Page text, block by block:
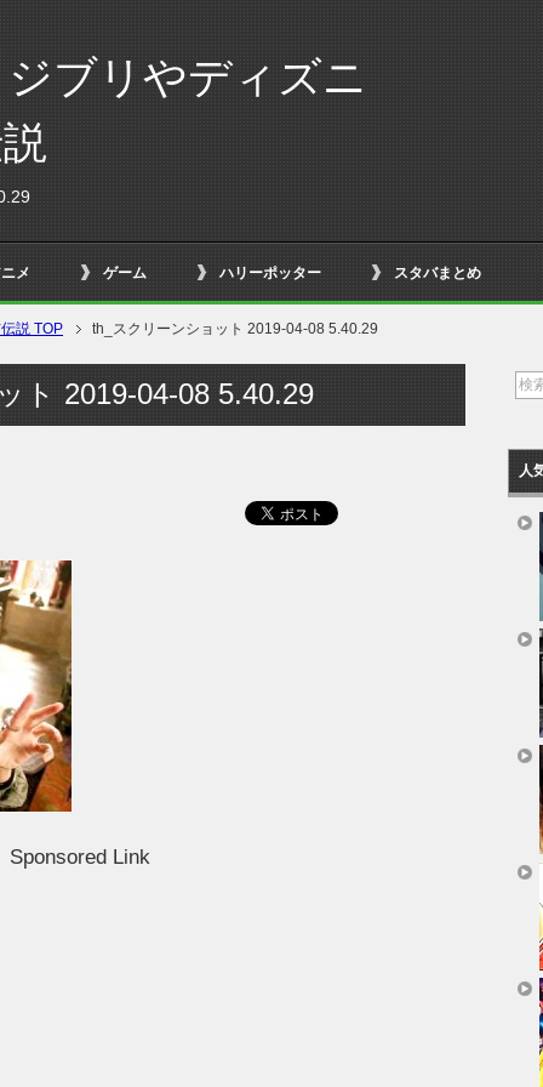
ブリやディズニ
メ ゲーム ハリーポッター スタバまとめ
説 TOP th_スクリーンショット 2019-04-08 5.40.29
ト 2019-04-08 5.40.29
Sponsored Link
人